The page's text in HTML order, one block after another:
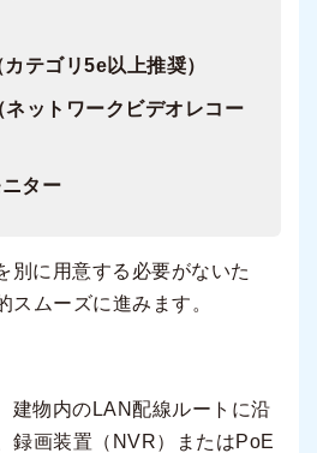
テゴリ5e以上推奨）
ットワークビデオレコー
ター
別に用意する必要がないた
スムーズに進みます。
建物内のLAN配線ルートに沿
録画装置（NVR）またはPoE